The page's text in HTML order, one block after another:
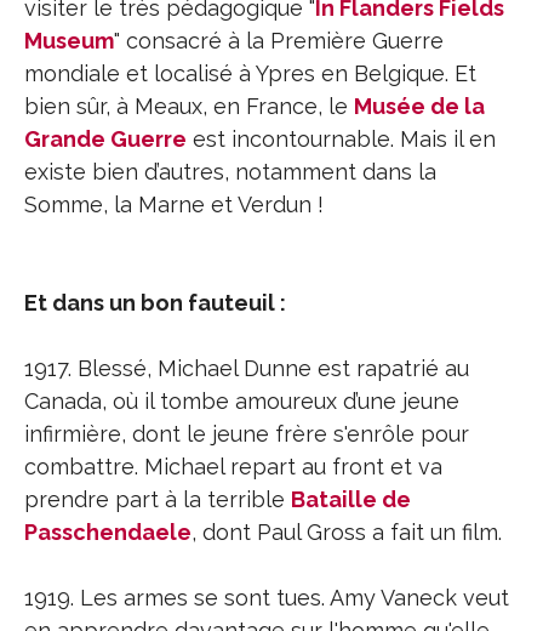
visiter le très pédagogique "In Flanders Fields
Museum" consacré à la Première Guerre
mondiale et localisé à Ypres en Belgique. Et
bien sûr, à Meaux, en France, le Musée de la
Grande Guerre est incontournable. Mais il en
existe bien d’autres, notamment dans la
Somme, la Marne et Verdun !
Et dans un bon fauteuil :
1917. Blessé, Michael Dunne est rapatrié au
Canada, où il tombe amoureux d’une jeune
infirmière, dont le jeune frère s'enrôle pour
combattre. Michael repart au front et va
prendre part à la terrible Bataille de
Passchendaele, dont Paul Gross a fait un film.
1919. Les armes se sont tues. Amy Vaneck veut